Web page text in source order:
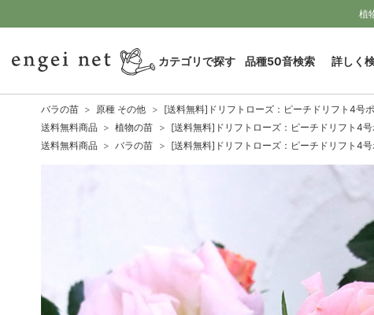
植
カテゴリで探す 品種50音検索 詳しく
バラの苗 原種 その他
[送料無料]ドリフトローズ：ピーチドリフト4号
送料無料商品
植物の苗
[送料無料]ドリフトローズ：ピーチドリフト4
送料無料商品
バラの苗 [送料無料]ドリフトローズ：ピーチドリフト4